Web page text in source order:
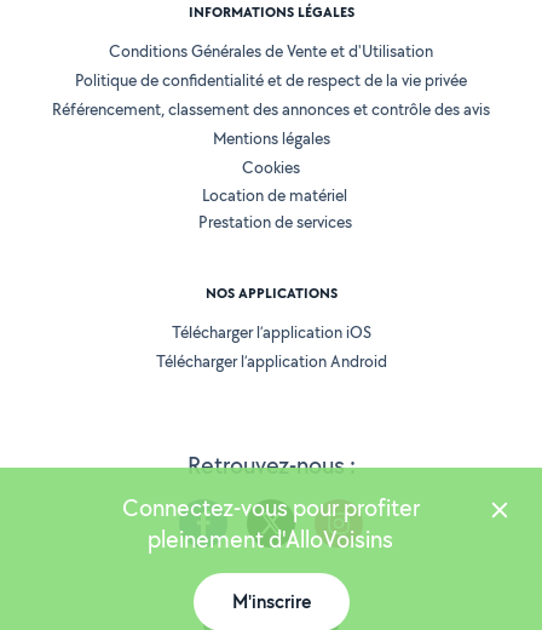
Retrouvez-nous :
INFORMATIONS LÉGALES
Conditions Générales de Vente et d'Utilisation
Politique de confidentialité et de respect de la vie privée
Référencement, classement des annonces et contrôle des avis
Mentions légales
Cookies
Location de matériel
Prestation de services
NOS APPLICATIONS
Télécharger l’application iOS
Télécharger l’application Android
Version 25.5.3
Connectez-vous pour profiter
pleinement d'AlloVoisins
M'inscrire